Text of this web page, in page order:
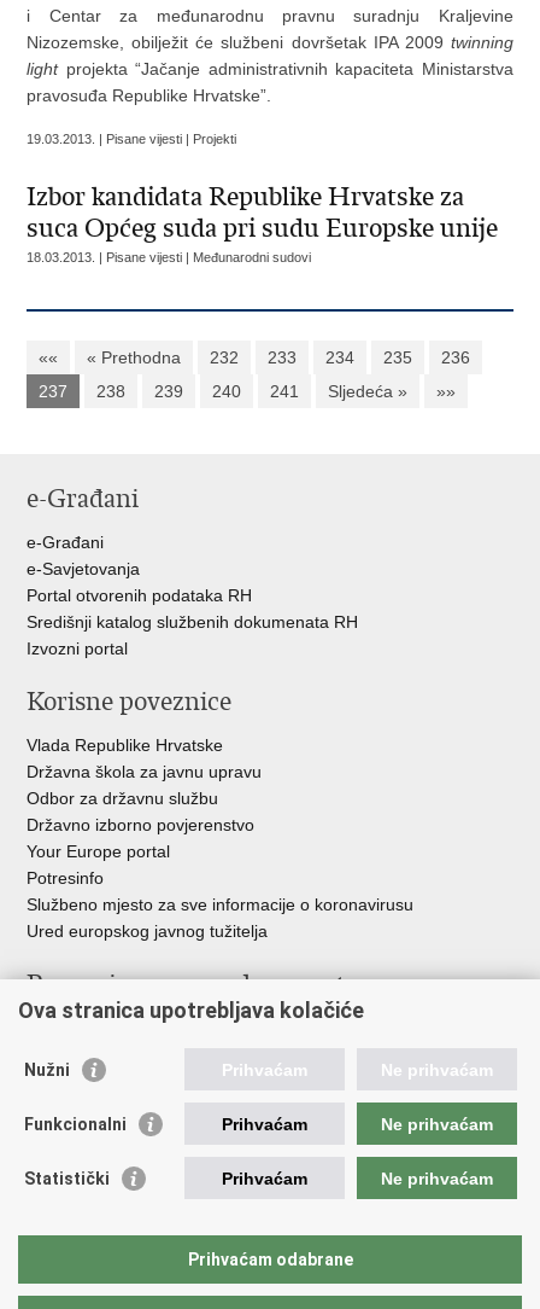
i Centar za međunarodnu pravnu suradnju Kraljevine
Nizozemske, obilježit će službeni dovršetak IPA 2009 twinning
lightprojekta “Jačanje administrativnih kapaciteta Ministarstva
pravosuđa Republike Hrvatske”.
19.03.2013. | Pisane vijesti | Projekti
Izbor kandidata Republike Hrvatske za
suca Općeg suda pri sudu Europske unije
18.03.2013. | Pisane vijesti | Međunarodni sudovi
«« « Prethodna 232 233 234 235
236
237
238 239 240 241 Sljedeća » »»
e-Građani
e-Građani
e-Savjetovanja
Portal otvorenih podataka RH
Središnji katalog službenih dokumenata RH
Izvozni portal
Korisne poveznice
Vlada Republike Hrvatske
Državna škola za javnu upravu
Odbor za državnu službu
Državno izborno povjerenstvo
Your Europe portal
Potresinfo
Službeno mjesto za sve informacije o koronavirusu
Ured europskog javnog tužitelja
Poveznice pravosudnog sustava
Državno odvjetništvo
Ured za suzbijanje korupcije i organiziranog kriminaliteta
Državnoodvjetničko vijeće
Hrvatska odvjetnička komora
Europski pravosudni portal
Ova stranica upotrebljava kolačiće
Nužni Prihvaćam Ne prihvaćam
Funkcionalni Prihvaćam Ne prihvaćam
Statistički Prihvaćam Ne prihvaćam
Prihvaćam odabrane